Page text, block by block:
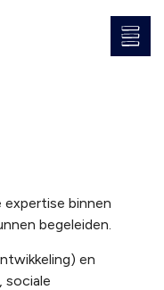
binnen
begeleiden.
en
sociale